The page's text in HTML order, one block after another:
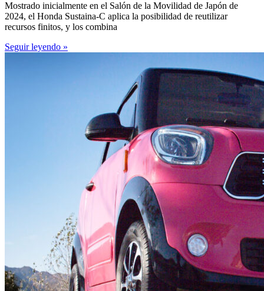
Mostrado inicialmente en el Salón de la Movilidad de Japón de
2024, el Honda Sustaina-C aplica la posibilidad de reutilizar
recursos finitos, y los combina
Seguir leyendo »